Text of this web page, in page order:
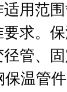
适用范
要求。
径管、
温管件